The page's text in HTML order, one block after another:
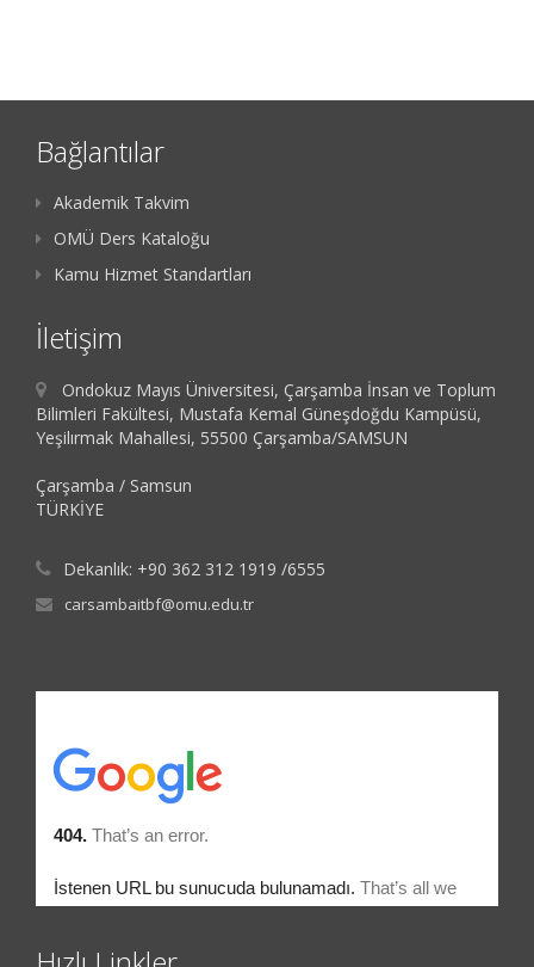
Bağlantılar
Akademik Takvim
OMÜ Ders Kataloğu
Kamu Hizmet Standartları
İletişim
Ondokuz Mayıs Üniversitesi, Çarşamba İnsan ve Toplum
Bilimleri Fakültesi, Mustafa Kemal Güneşdoğdu Kampüsü,
Yeşilırmak Mahallesi, 55500 Çarşamba/SAMSUN
Çarşamba / Samsun
TÜRKİYE
Dekanlık: +90 362 312 1919 /6555
carsambaitbf@omu.edu.tr